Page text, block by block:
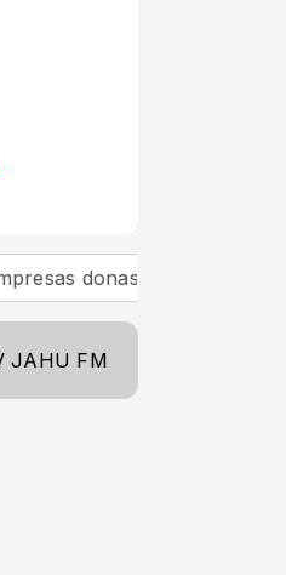
de estaleiro que poluiu
JAHU FM